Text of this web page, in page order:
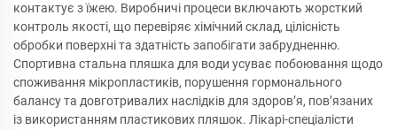
контактує з їжею. Виробничі процеси включають жорсткий
контроль якості, що перевіряє хімічний склад, цілісність
обробки поверхні та здатність запобігати забрудненню.
Спортивна стальна пляшка для води усуває побоювання щодо
споживання мікропластиків, порушення гормонального
балансу та довготривалих наслідків для здоров’я, пов’язаних
із використанням пластикових пляшок. Лікарі-спеціалісти